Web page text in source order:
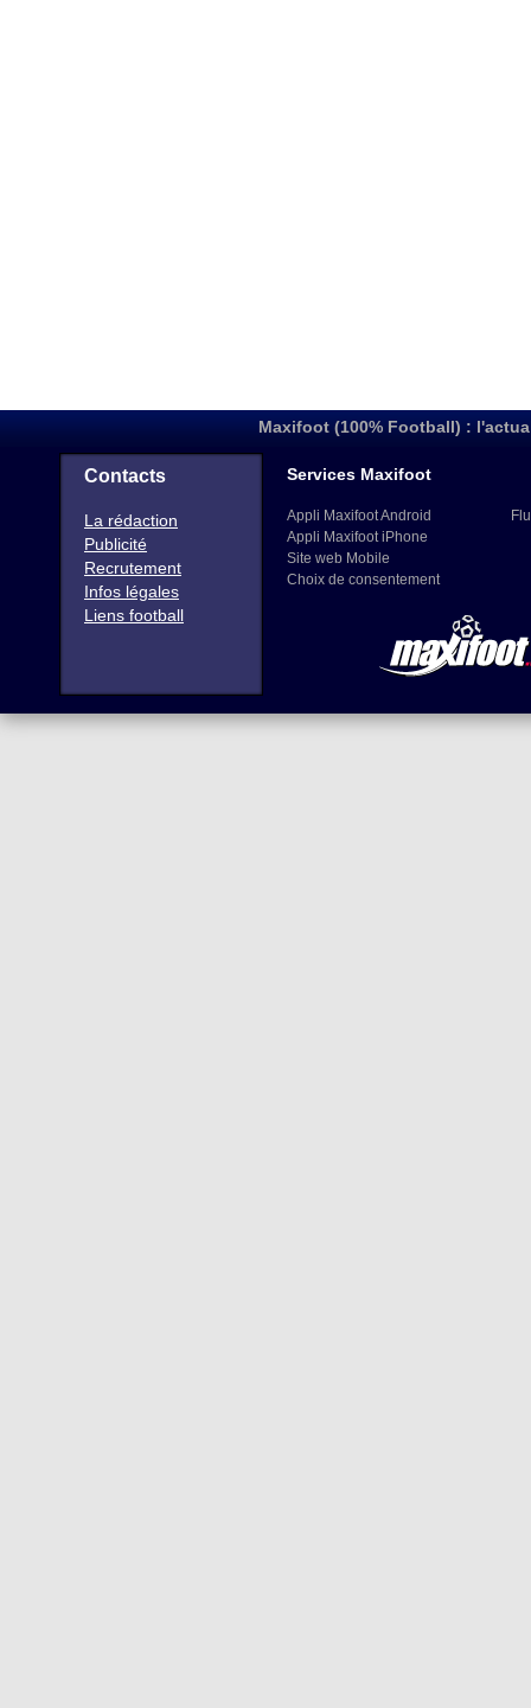
Maxifoot (100% Football) :
Contacts
La rédaction
Publicité
Recrutement
Infos légales
Liens football
Services Maxifoot
Appli Maxifoot Android
Appli Maxifoot iPhone
Site web Mobile
Choix de consentement